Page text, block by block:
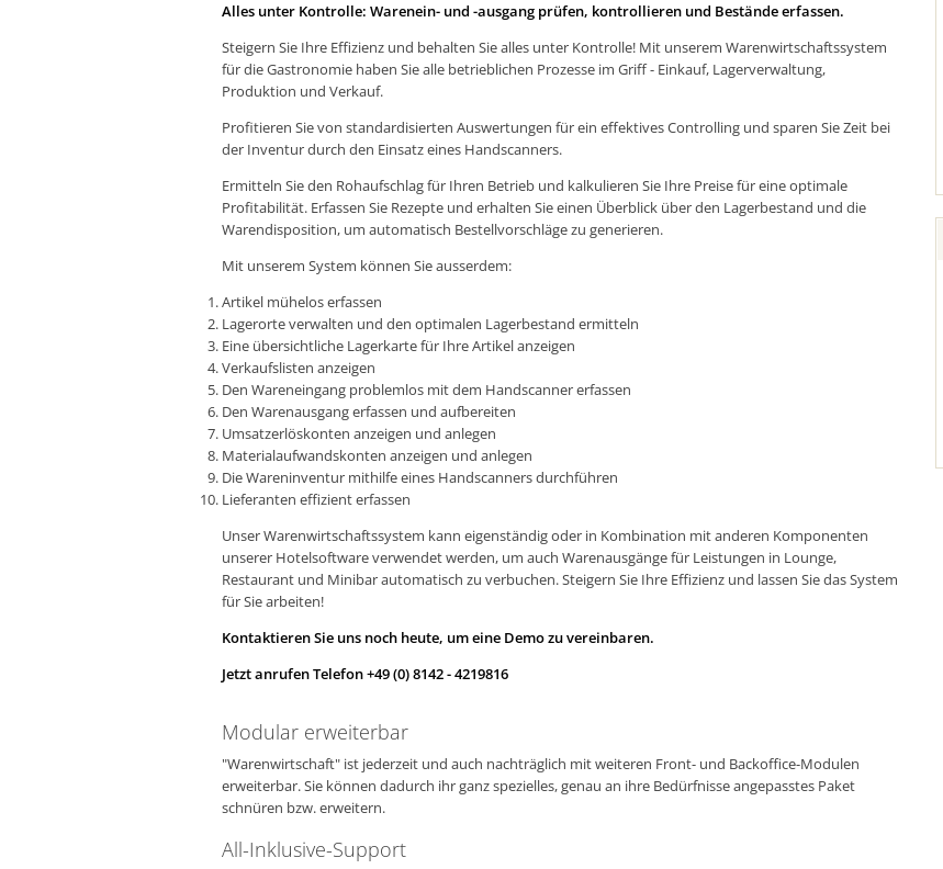
Alles unter Kontrolle: Warenein- und -ausgang prüfen, kontrollieren und Bestände erfassen.
Steigern Sie Ihre Effizienz und behalten Sie alles unter Kontrolle! Mit unserem Warenwirtschaftssystem
für die Gastronomie haben Sie alle betrieblichen Prozesse im Griff - Einkauf, Lagerverwaltung,
Produktion und Verkauf.
Profitieren Sie von standardisierten Auswertungen für ein effektives Controlling und sparen Sie Zeit bei
der Inventur durch den Einsatz eines Handscanners.
Ermitteln Sie den Rohaufschlag für Ihren Betrieb und kalkulieren Sie Ihre Preise für eine optimale
Profitabilität. Erfassen Sie Rezepte und erhalten Sie einen Überblick über den Lagerbestand und die
Warendisposition, um automatisch Bestellvorschläge zu generieren.
Mit unserem System können Sie ausserdem:
Artikel mühelos erfassen
Lagerorte verwalten und den optimalen Lagerbestand ermitteln
Eine übersichtliche Lagerkarte für Ihre Artikel anzeigen
Verkaufslisten anzeigen
Den Wareneingang problemlos mit dem Handscanner erfassen
Den Warenausgang erfassen und aufbereiten
Umsatzerlöskonten anzeigen und anlegen
Materialaufwandskonten anzeigen und anlegen
Die Wareninventur mithilfe eines Handscanners durchführen
Lieferanten effizient erfassen
Unser Warenwirtschaftssystem kann eigenständig oder in Kombination mit anderen Komponenten
unserer Hotelsoftware verwendet werden, um auch Warenausgänge für Leistungen in Lounge,
Restaurant und Minibar automatisch zu verbuchen. Steigern Sie Ihre Effizienz und lassen Sie das System
für Sie arbeiten!
Kontaktieren Sie uns noch heute, um eine Demo zu vereinbaren.
Jetzt anrufen Telefon +49 (0) 8142 - 4219816
Modular erweiterbar
"Warenwirtschaft" ist jederzeit und auch nachträglich mit weiteren Front- und Backoffice-Modulen
erweiterbar. Sie können dadurch ihr ganz spezielles, genau an ihre Bedürfnisse angepasstes Paket
schnüren bzw. erweitern.
All-Inklusive-Support